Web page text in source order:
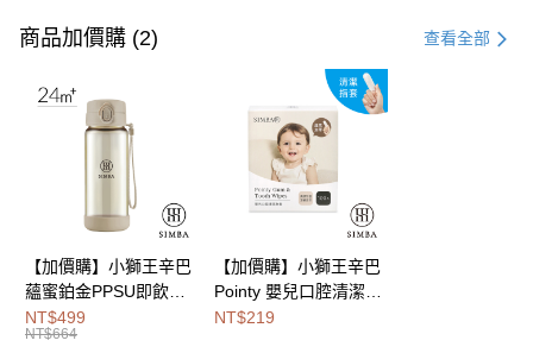
信用卡一次付款
Apple Pay
Google Pay
全盈+PAY
大哥付你分期
商品加價購 (2) 查看全部
【加價購】小獅王辛巴
蘊蜜鉑金PPSU即飲水
壺400ml
NT$499
NT$664
【加價購】小獅王辛巴
Pointy 嬰兒口腔清潔指
套 (100入)
NT$219